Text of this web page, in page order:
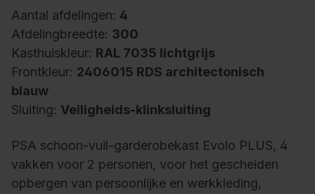
Aantal afdelingen: 4
Afdelingbreedte: 300
Kasthuiskleur: RAL 7035 lichtgrijs
Frontkleur: 2406015 RDS architectonisch
blauw
Sluiting: Veiligheids-klinksluiting
PSA schoon-vuil-garderobekast Evolo PLUS, 4
vakken voor 2 personen, voor het gescheiden
opbergen van persoonlijke en werkkleding,